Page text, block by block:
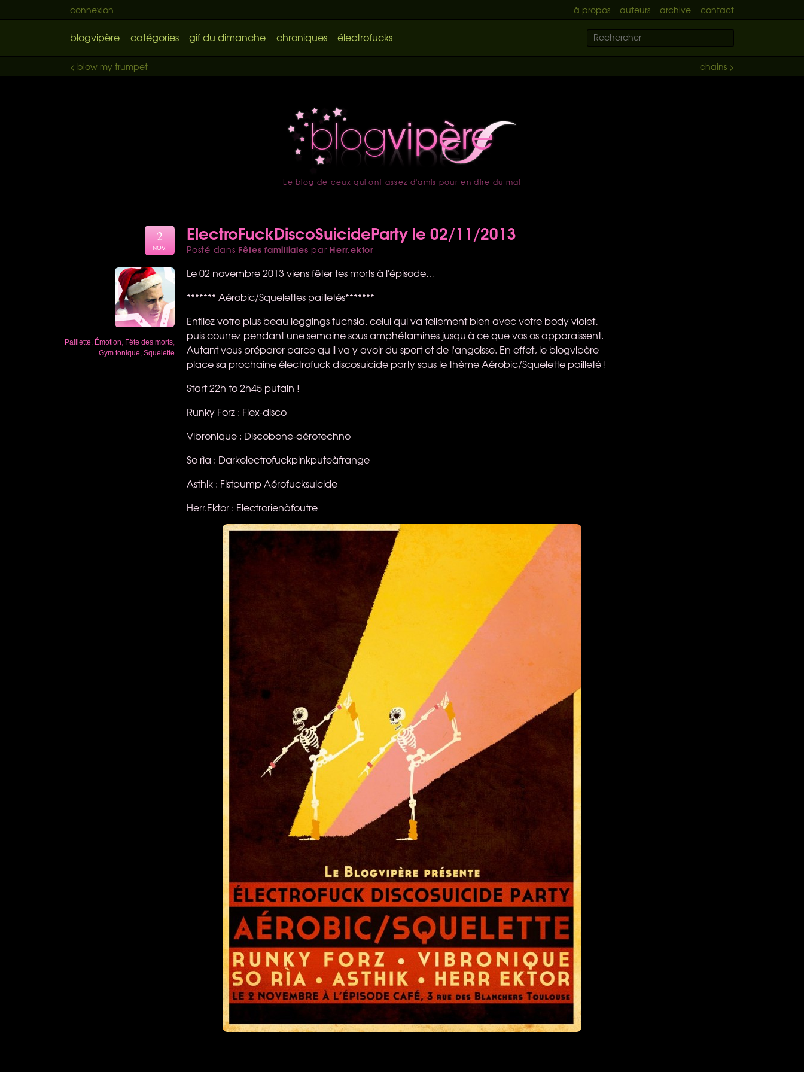
connexion à propos auteurs archive contact
blogvipère catégories gif du dimanche chroniques électrofucks
chains >
< blow my trumpet
accueil
Le blog de ceux qui ont assez d'amis pour en dire du mal
ElectroFuckDiscoSuicideParty le 02/11/2013
Posté dans Fêtes familliales par Herr.ektor
2
NOV.
Paillette Émotion Fête des morts
Gym tonique Squelette
Le 02 novembre 2013 viens fêter tes morts à l'épisode…
******* Aérobic/Squelettes pailletés*******
Enfilez votre plus beau leggings fuchsia, celui qui va tellement bien avec votre body violet,
puis courrez pendant une semaine sous amphétamines jusqu'à ce que vos os apparaissent.
Autant vous préparer parce qu'il va y avoir du sport et de l'angoisse. En effet, le blogvipère
place sa prochaine électrofuck discosuicide party sous le thème Aérobic/Squelette pailleté !
Start 22h to 2h45 putain !
Runky Forz : Flex-disco
Vibronique : Discobone-aérotechno
So rìa : Darkelectrofuckpinkputeàfrange
Asthik : Fistpump Aérofucksuicide
Herr.Ektor : Electrorienàfoutre